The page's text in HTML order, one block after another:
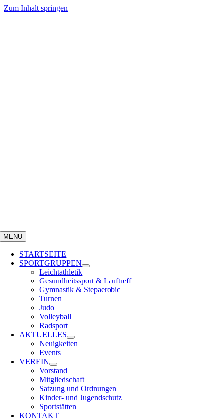
Zum Inhalt springen
MENU
STARTSEITE
SPORTGRUPPEN
Leichtathletik
Gesundheitssport & Lauftreff
Gymnastik & Stepaerobic
Turnen
Judo
Volleyball
Radsport
AKTUELLES
Neuigkeiten
Events
VEREIN
Vorstand
Mitgliedschaft
Satzung und Ordnungen
Kinder- und Jugendschutz
Sportstätten
KONTAKT